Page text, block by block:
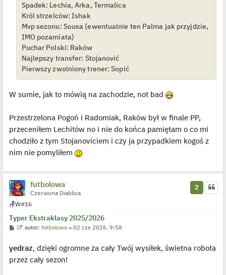
d
y
n
c
y
p
o
s
t
Spadek: Lechia, Arka, Termalica
Król strzelców: Ishak
Mvp sezonu: Sousa (ewentualnie ten Palma jak przyjdzie,
IMO pozamiata)
Puchar Polski: Raków
Najlepszy transfer: Stojanović
Pierwszy zwolniony trener: Sopić
W sumie, jak to mówią na zachodzie, not bad
Przestrzelona Pogoń i Radomiak, Raków był w finale PP,
przeceniłem Lechitów no i nie do końca pamiętam o co mi
chodziło z tym Stojanoviciem i czy ja przypadkiem kogoś z
nim nie pomyliłem
futbolowa
Czerwona Diablica
🪑W#16
Typer Ekstraklasy 2025/2026
2
P
t
W
w
e
autor:futbolowa »02 cze 2026, 9:58
yedraz, dzięki ogromne za cały Twój wysiłek, świetna robota
przez cały sezon!